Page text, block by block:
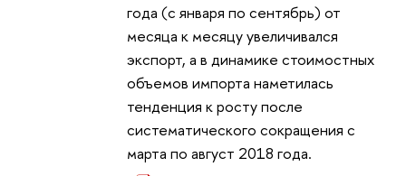
года (с января по сентябрь) от
месяца к месяцу увеличивался
экспорт, а в динамике стоимостных
объемов импорта наметилась
тенденция к росту после
систематического сокращения с
марта по август 2018 года.